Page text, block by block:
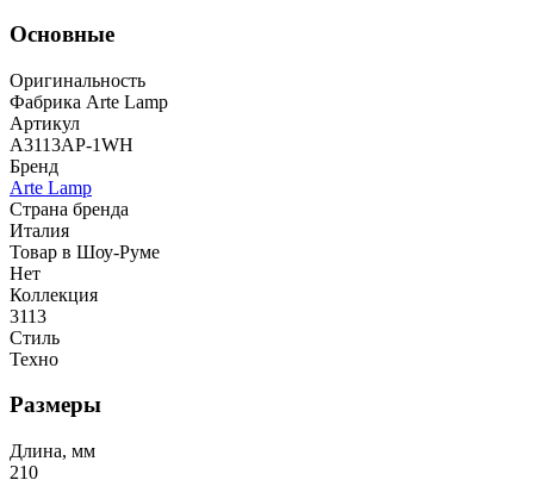
Основные
Оригинальность
Фабрика Arte Lamp
Артикул
A3113AP-1WH
Бренд
Arte Lamp
Страна бренда
Италия
Товар в Шоу-Руме
Нет
Коллекция
3113
Стиль
Техно
Размеры
Длина, мм
210